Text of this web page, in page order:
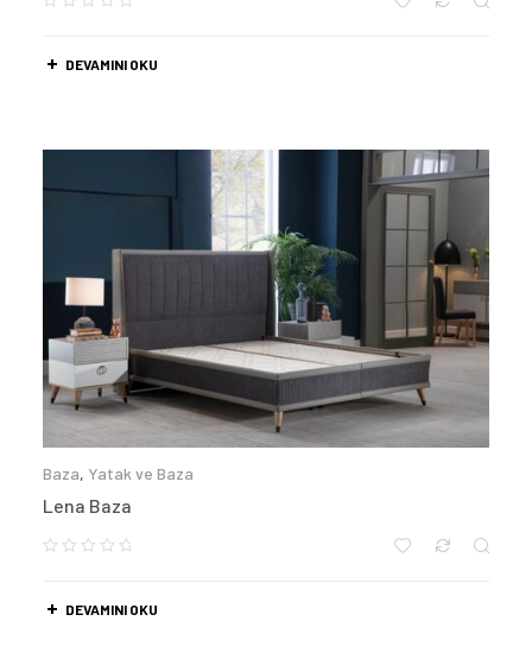
DEVAMINI OKU
Baza, Yatak ve Baza
Lena Baza
DEVAMINI OKU